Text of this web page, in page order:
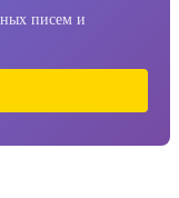
писем и